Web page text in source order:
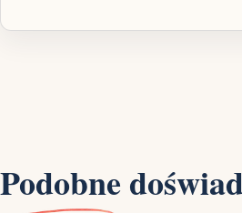
Podobne